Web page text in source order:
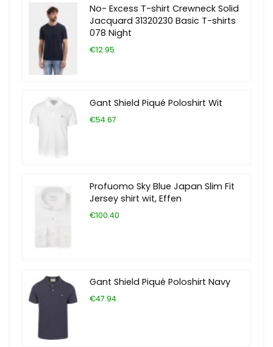
No- Excess T-shirt Crewneck Solid
Jacquard 31320230 Basic T-shirts
078 Night
€12.95
Gant Shield Piqué Poloshirt Wit
€54.67
Profuomo Sky Blue Japan Slim Fit
Jersey shirt wit, Effen
€100.40
Gant Shield Piqué Poloshirt Navy
€47.94